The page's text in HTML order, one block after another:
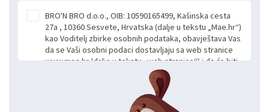
BRO'N BRO d.o.o., OIB: 10590165499, Kašinska cesta
27a , 10360 Sesvete, Hrvatska (dalje u tekstu „Mae.hr“)
kao Voditelj zbirke osobnih podataka, obavještava Vas
da se Vaši osobni podaci dostavljaju sa web stranice
www.mae.hr (dalje u tekstu „web stranice“) i da će biti
obrađeni. Prihvaćanjem ove Izjave smatra se da
slobodno i izričito dajete privolu za prikupljanje i daljnju
obradu Vaših osobnih podataka koje ustupate Mae.hr
putem ovih web stranica u svrhu odgovora i daljnje